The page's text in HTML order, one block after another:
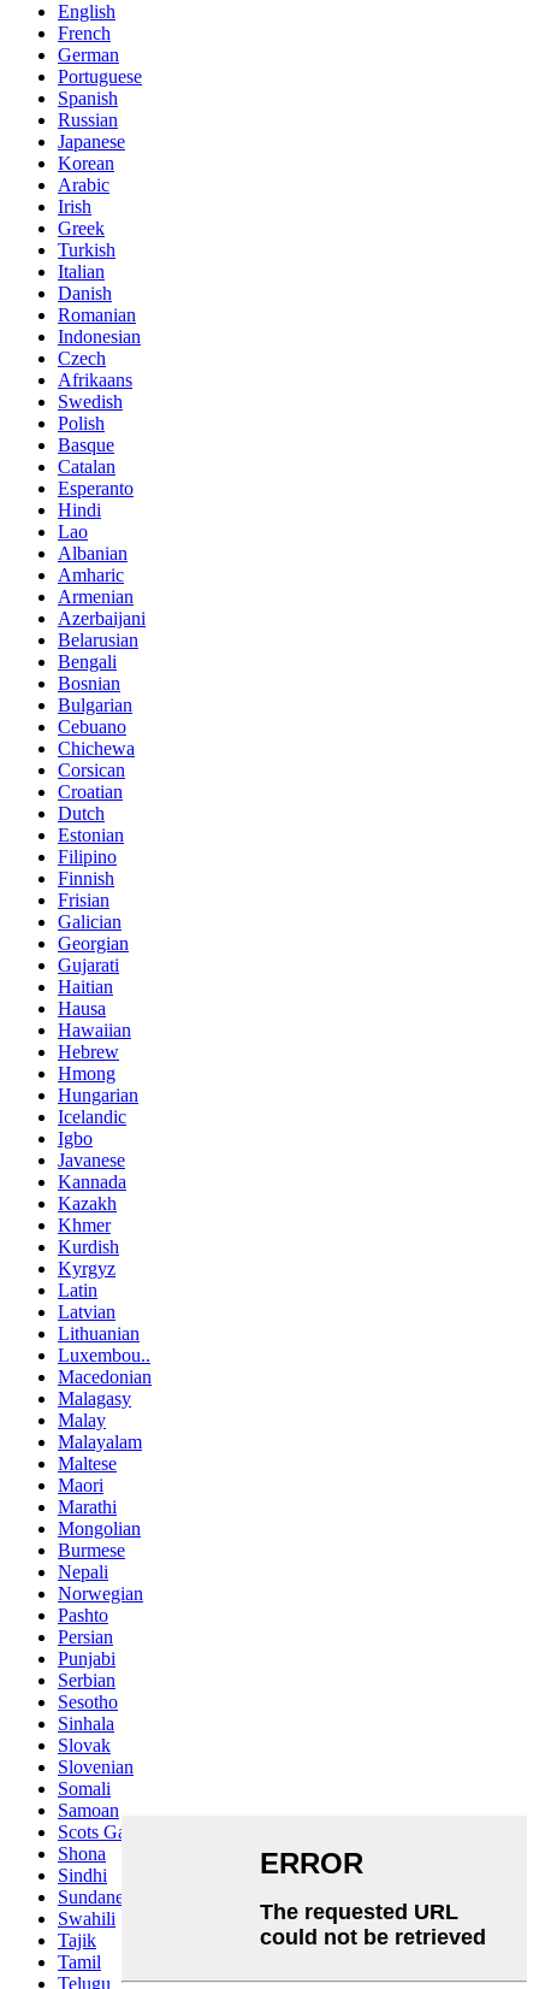
English
French
German
Portuguese
Spanish
Russian
Japanese
Korean
Arabic
Irish
Greek
Turkish
Italian
Danish
Romanian
Indonesian
Czech
Afrikaans
Swedish
Polish
Basque
Catalan
Esperanto
Hindi
Lao
Albanian
Amharic
Armenian
Azerbaijani
Belarusian
Bengali
Bosnian
Bulgarian
Cebuano
Chichewa
Corsican
Croatian
Dutch
Estonian
Filipino
Finnish
Frisian
Galician
Georgian
Gujarati
Haitian
Hausa
Hawaiian
Hebrew
Hmong
Hungarian
Icelandic
Igbo
Javanese
Kannada
Kazakh
Khmer
Kurdish
Kyrgyz
Latin
Latvian
Lithuanian
Luxembou..
Macedonian
Malagasy
Malay
Malayalam
Maltese
Maori
Marathi
Mongolian
Burmese
Nepali
Norwegian
Pashto
Persian
Punjabi
Serbian
Sesotho
Sinhala
Slovak
Slovenian
Somali
Samoan
Scots Gaelic
Shona
Sindhi
Sundanese
Swahili
Tajik
Tamil
Telugu